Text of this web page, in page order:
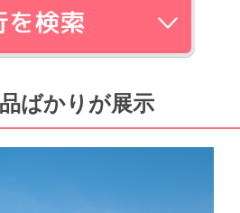
を検索
ばかりが展示